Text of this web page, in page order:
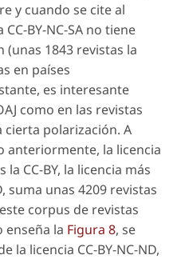
y cuando se cite al
BY-NC-SA no tiene
1843 revistas la
en países
es interesante
como en las revistas
polarización. A
anteriormente, la licencia
la CC-BY, la licencia más
suma unas 4209 revistas
corpus de revistas
enseña la Figura 8, se
la licencia CC-BY-NC-ND,